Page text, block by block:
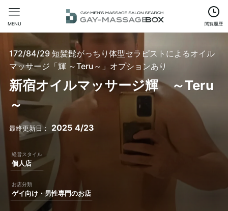
閲覧履歴
MENU
172/84/29 短髪髭がっちり体型セラピストによるオイル
マッサージ「輝 ～Teru～」オプションあり
新宿オイルマッサージ輝 ～Teru
～
2025 4/23
個人店
ゲイ向け・男性専門のお店